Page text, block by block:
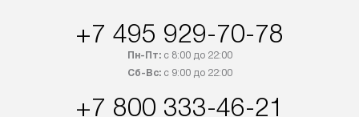
регионы осуществляется через
транспортную компанию. После
100% предоплаты наша компания
до представительства
Стоимость
обеспечивают
+7 495 929-70-78
Пн-Пт:с 8:00 до 22:00
Сб-Вс:с 9:00 до 22:00
+7 800 333-46-21